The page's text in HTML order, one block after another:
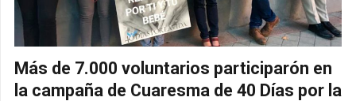
Más de 7.000 voluntarios participarón en
la campaña de Cuaresma de 40 Días por la